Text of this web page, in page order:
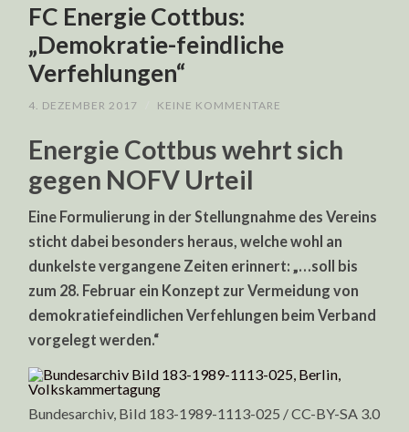
FC Energie Cottbus:
„Demokratie-feindliche
Verfehlungen“
4. DEZEMBER 2017 KEINE KOMMENTARE
Energie Cottbus wehrt sich
gegen NOFV Urteil
Eine Formulierung in der Stellungnahme des Vereins
sticht dabei besonders heraus, welche wohl an
dunkelste vergangene Zeiten erinnert: „…soll bis
zum 28. Februar ein Konzept zur Vermeidung von
demokratiefeindlichen Verfehlungen beim Verband
vorgelegt werden.“
Bundesarchiv, Bild 183-1989-1113-025 / CC-BY-SA 3.0